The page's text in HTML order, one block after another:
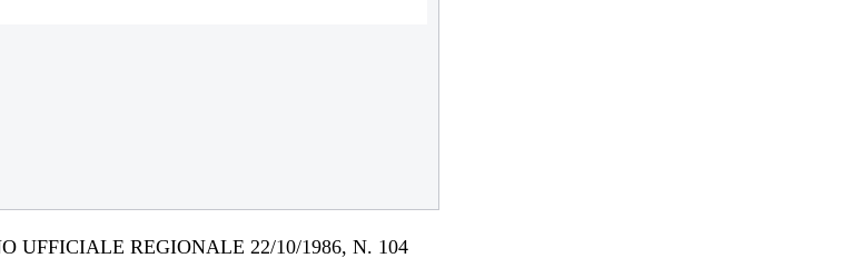
UFFICIALE REGIONALE 22/10/1986, N. 104